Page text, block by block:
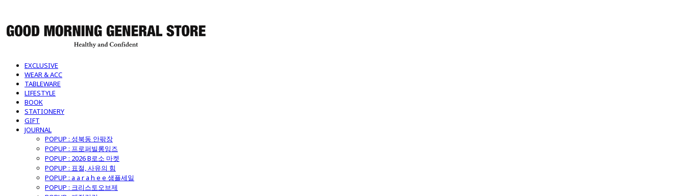
EXCLUSIVE
WEAR & ACC
TABLEWARE
LIFESTYLE
BOOK
STATIONERY
GIFT
JOURNAL
POPUP : 성북동 안팎장
POPUP : 프로퍼빌롱잉즈
POPUP : 2026 B로소 마켓
POPUP : 표절, 사유의 힘
POPUP : a a r a h e e 샘플세일
POPUP : 크리스토오브제